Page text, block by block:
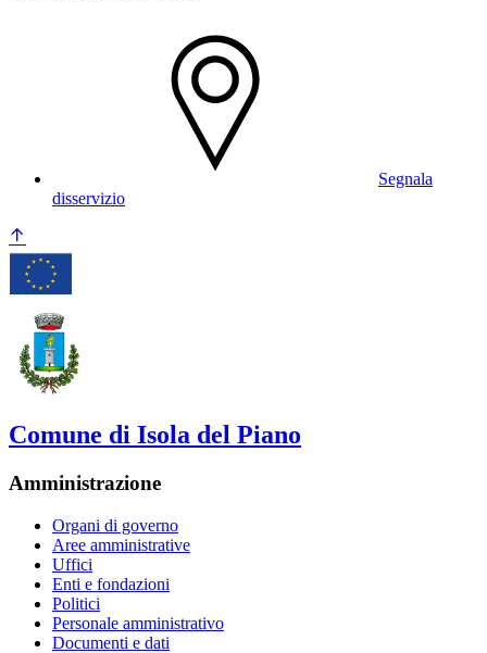
Segnala
disservizio
Comune di Isola del Piano
Amministrazione
Organi di governo
Aree amministrative
Uffici
Enti e fondazioni
Politici
Personale amministrativo
Documenti e dati